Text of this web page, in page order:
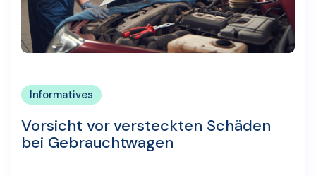
Informatives
Vorsicht vor versteckten Schäden
bei Gebrauchtwagen